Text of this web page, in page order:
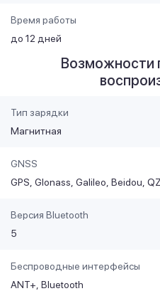
Время работы
до 12 дней
Возможности
Тип зарядки
Магнитная
GNSS
GPS Glonass Galileo Beidou
Версия Bluetooth
5
Беспроводные интерфейсы
ANT+ Bluetooth